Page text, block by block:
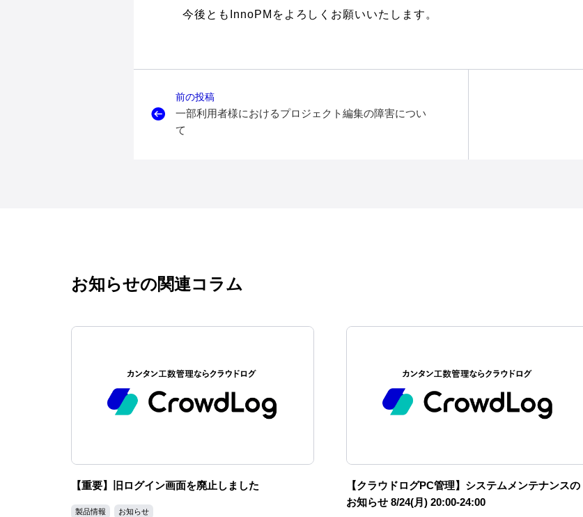
今後ともInnoPMをよろしくお願いいたします。
前の投稿
一部利用者様におけるプロジェクト編集の障害につい
て
お知らせの関連コラム
【重要】旧ログイン画面を廃止しました
製品情報 お知らせ
【クラウドログPC管理】システムメンテナンスの
お知らせ 8/24(月) 20:00-24:00